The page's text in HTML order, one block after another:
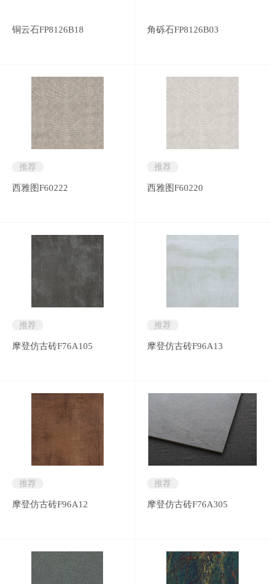
铜云石FP8126B18 角砾石FP8126B03
推荐
西雅图F60222
推荐
西雅图F60220
推荐
摩登仿古砖F76A105
推荐
摩登仿古砖F96A13
推荐
摩登仿古砖F96A12
推荐
摩登仿古砖F76A305